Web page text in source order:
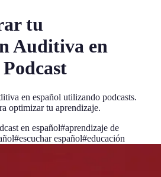
tu
Auditiva en
en español utilizando podcasts.
optimizar tu aprendizaje.
en español#aprendizaje de
#escuchar español#educación